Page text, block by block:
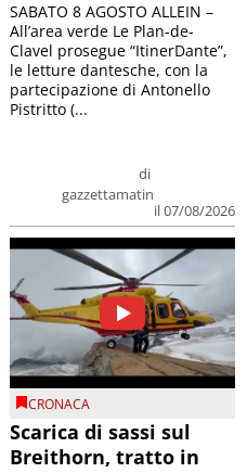
di
gazzettamatin
il 07/08/2026
SABATO 8 AGOSTO ALLEIN –
All’area verde Le Plan-de-
Clavel prosegue “ItinerDante”,
le letture dantesche, con la
partecipazione di Antonello
Pistritto (...
CRONACA
Scarica di sassi sul
Breithorn, tratto in